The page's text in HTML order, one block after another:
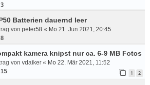
3
Batterien dauernd leer
von peter58 « Mo 21. Jun 2021, 20:45
8
kamera knipst nur ca. 6-9 MB Fotos
von vdaiker « Mo 22. Mär 2021, 11:52
15 1 2